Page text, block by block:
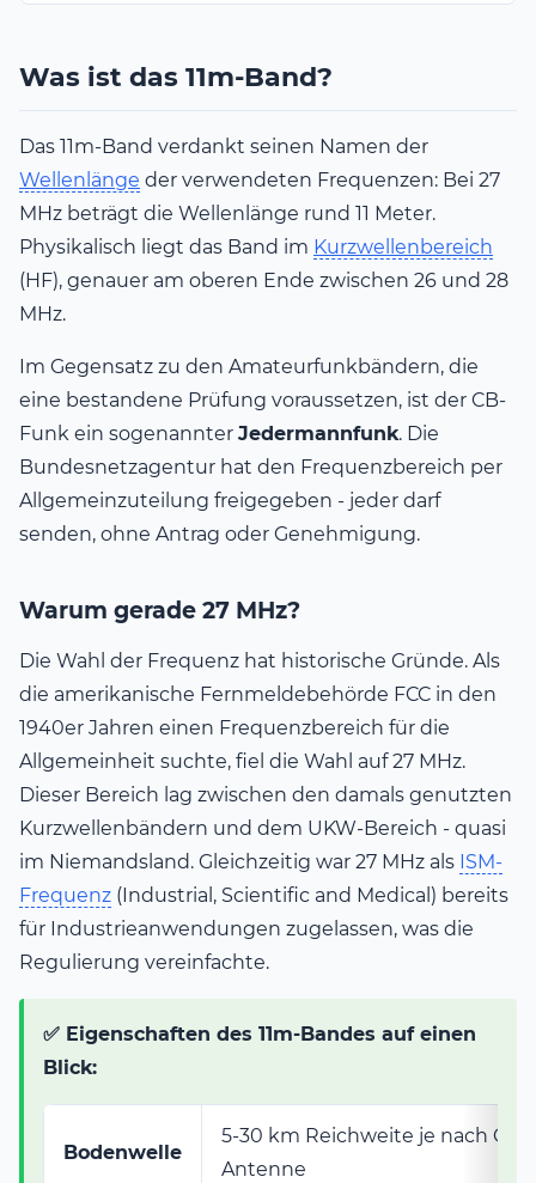
Was ist das 11m-Band?
Das 11m-Band verdankt seinen Namen der
Wellenlänge der verwendeten Frequenzen: Bei 27
MHz beträgt die Wellenlänge rund 11 Meter.
Physikalisch liegt das Band im Kurzwellenbereich
(HF), genauer am oberen Ende zwischen 26 und 28
MHz.
Im Gegensatz zu den Amateurfunkbändern, die
eine bestandene Prüfung voraussetzen, ist der CB-
Funk ein sogenannter Jedermannfunk. Die
Bundesnetzagentur hat den Frequenzbereich per
Allgemeinzuteilung freigegeben - jeder darf
senden, ohne Antrag oder Genehmigung.
Warum gerade 27 MHz?
Die Wahl der Frequenz hat historische Gründe. Als
die amerikanische Fernmeldebehörde FCC in den
1940er Jahren einen Frequenzbereich für die
Allgemeinheit suchte, fiel die Wahl auf 27 MHz.
Dieser Bereich lag zwischen den damals genutzten
Kurzwellenbändern und dem UKW-Bereich - quasi
im Niemandsland. Gleichzeitig war 27 MHz als ISM-
Frequenz (Industrial, Scientific and Medical) bereits
für Industrieanwendungen zugelassen, was die
Regulierung vereinfachte.
✅ Eigenschaften des 11m-Bandes auf einen
Blick:
Bodenwelle
5-30 km Reichweite je nach
Antenne